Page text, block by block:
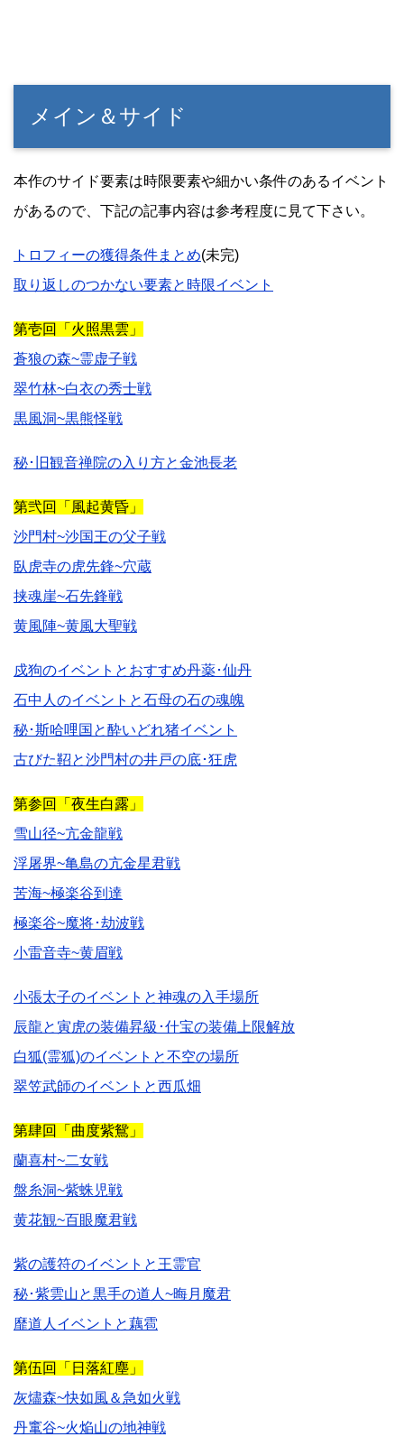
メイン＆サイド
本作のサイド要素は時限要素や細かい条件のあるイベント
があるので、下記の記事内容は参考程度に見て下さい。
トロフィーの獲得条件まとめ(未完)
取り返しのつかない要素と時限イベント
第壱回「火照黒雲」
蒼狼の森~霊虚子戦
翠竹林~白衣の秀士戦
黒風洞~黒熊怪戦
秘･旧観音禅院の入り方と金池長老
第弐回「風起黄昏」
沙門村~沙国王の父子戦
臥虎寺の虎先鋒~穴蔵
挟魂崖~石先鋒戦
黄風陣~黄風大聖戦
戍狗のイベントとおすすめ丹薬･仙丹
石中人のイベントと石母の石の魂魄
秘･斯哈哩国と酔いどれ猪イベント
古びた鞀と沙門村の井戸の底･狂虎
第参回「夜生白露」
雪山径~亢金龍戦
浮屠界~亀島の亢金星君戦
苦海~極楽谷到達
極楽谷~魔将･劫波戦
小雷音寺~黄眉戦
小張太子のイベントと神魂の入手場所
辰龍と寅虎の装備昇級･什宝の装備上限解放
白狐(霊狐)のイベントと不空の場所
翠笠武師のイベントと西瓜畑
第肆回「曲度紫鴛」
蘭喜村~二女戦
盤糸洞~紫蛛児戦
黄花観~百眼魔君戦
紫の護符のイベントと王霊官
秘･紫雲山と黒手の道人~晦月魔君
靡道人イベントと藕雹
第伍回「日落紅塵」
灰燼森~快如風＆急如火戦
丹竃谷~火焔山の地神戦